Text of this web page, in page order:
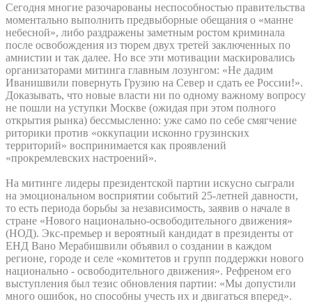
Сегодня многие разочарованы неспособностью правительства
моментально выполнить предвыборные обещания о «манне
небесной», либо раздражены заметным ростом криминала
после освобождения из тюрем двух третей заключенных по
амнистии и так далее. Но все эти мотивации маскировались
организаторами митинга главным лозунгом: «Не дадим
Иванишвили повернуть Грузию на Север и сдать ее России!».
Доказывать, что новые власти ни по одному важному вопросу
не пошли на уступки Москве (ожидая при этом полного
открытия рынка) бессмысленно: уже само по себе смягчение
риторики против «оккупации исконно грузинских
территорий» воспринимается как проявлений
«прокремлевских настроений».
На митинге лидеры президентской партии искусно сыграли
на эмоциональном восприятии событий 25-летней давности,
то есть периода борьбы за независимость, заявив о начале в
стране «Нового национально-освободительного движения»
(НОД). Экс-премьер и вероятный кандидат в президенты от
ЕНД Вано Мерабишвили объявил о создании в каждом
регионе, городе и селе «комитетов и групп поддержки нового
национально - освободительного движения». Рефреном его
выступления был тезис обновления партии: «Мы допустили
много ошибок, но способны учесть их и двигаться вперед».